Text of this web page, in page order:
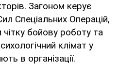
Загоном керує
Спеціальних Операцій,
чітку бойову роботу та
клімат у
в організації.